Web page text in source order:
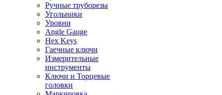
Ручные труборезы
Угольники
Уровни
Angle Gauge
Hex Keys
Гаечные ключи
Измерительные
инструменты
Ключи и Торцевые
головки